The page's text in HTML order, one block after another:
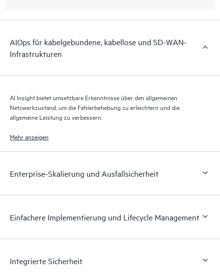
AIOps für kabelgebundene, kabellose und SD-WAN-
Infrastrukturen
AI Insight bietet umsetzbare Erkenntnisse über den allgemeinen
Netzwerkzustand, um die Fehlerbehebung zu erleichtern und die
allgemeine Leistung zu verbessern.
Mehr anzeigen
Enterprise-Skalierung und Ausfallsicherheit
Einfachere Implementierung und Lifecycle Management
Integrierte Sicherheit